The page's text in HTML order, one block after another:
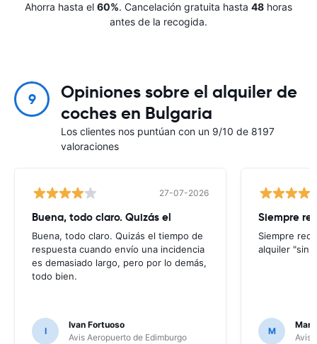
Ahorra hasta el 60%. Cancelación gratuita hasta 48 horas
antes de la recogida.
9
Opiniones sobre el alquiler de
coches en Bulgaria
Los clientes nos puntúan con un 9/10 de 8197
valoraciones
27-07-2026
Buena, todo claro. Quizás el
Buena, todo claro. Quizás el tiempo de
respuesta cuando envío una incidencia
es demasiado largo, pero por lo demás,
todo bien.
I
Ivan Fortuoso
Avis Aeropuerto de Edimburgo
Siempre
Siempre
alquiler "sin
M
Avis